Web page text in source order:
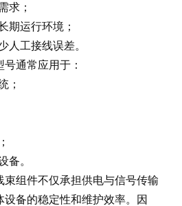
求；
期运行环境；
人工接线误差。
通常应用于：
；
备。
束组件不仅承担供电与信号传输
备的稳定性和维护效率。因